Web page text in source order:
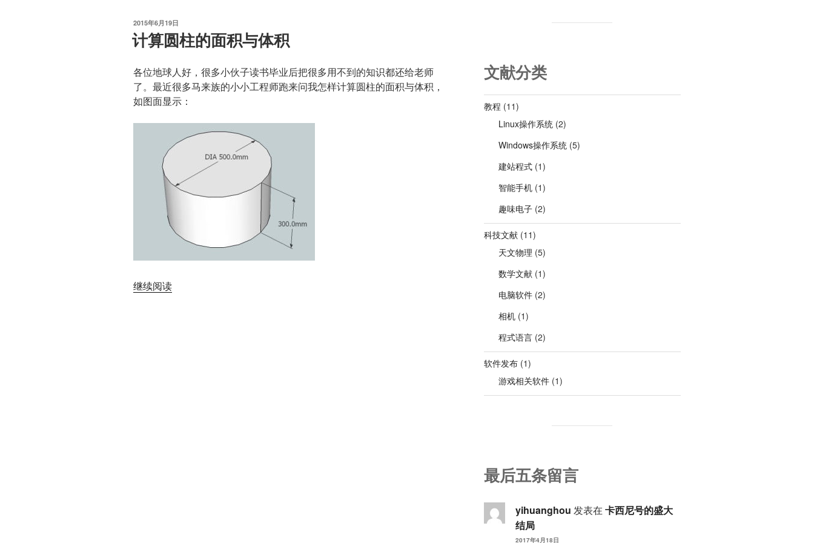
发
布
于
2015年6月19日
计算圆柱的面积与体积
各位地球人好，很多小伙子读书毕业后把很多用不到的知识都还给老师
了。最近很多马来族的小小工程师跑来问我怎样计算圆柱的面积与体积，
如图面显示：
继续阅读“计
文献分类
教程 (11)
Linux操作系统(2)
Windows操作系统(5)
建站程式(1)
智能手机(1)
趣味电子(2)
科技文献(11)
天文物理 (5)
数学文献(1)
电脑软件(2)
相机(1)
程式语言(2)
软件发布(1)
游戏相关软件(1)
最后五条留言
yihuanghou 发表在 卡西尼号的盛大
结局
2017年4月18日